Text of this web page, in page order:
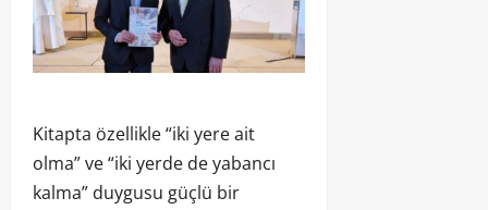
Kitapta özellikle “iki yere ait
olma” ve “iki yerde de yabancı
kalma” duygusu güçlü bir